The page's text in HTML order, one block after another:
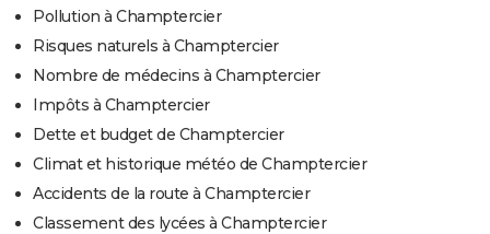
Pollution à Champtercier
Risques naturels à Champtercier
Nombre de médecins à Champtercier
Impôts à Champtercier
Dette et budget de Champtercier
Climat et historique météo de Champtercier
Accidents de la route à Champtercier
Classement des lycées à Champtercier